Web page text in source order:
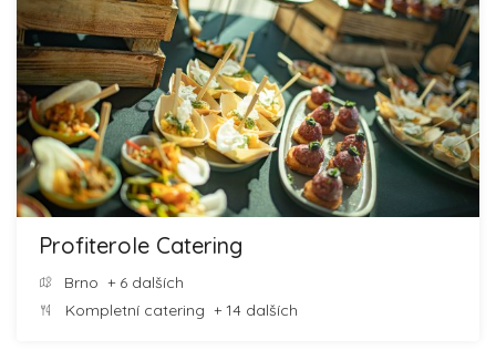
Profiterole Catering
Brno + 6 dalších
Kompletní catering + 14 dalších